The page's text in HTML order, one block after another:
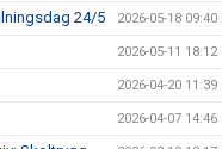
24/5 2026-05-18 09:40
2026-05-11 18:12
2026-04-20 11:39
2026-04-07 14:46